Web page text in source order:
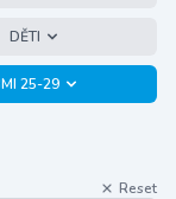
DĚTI
25-29
Reset